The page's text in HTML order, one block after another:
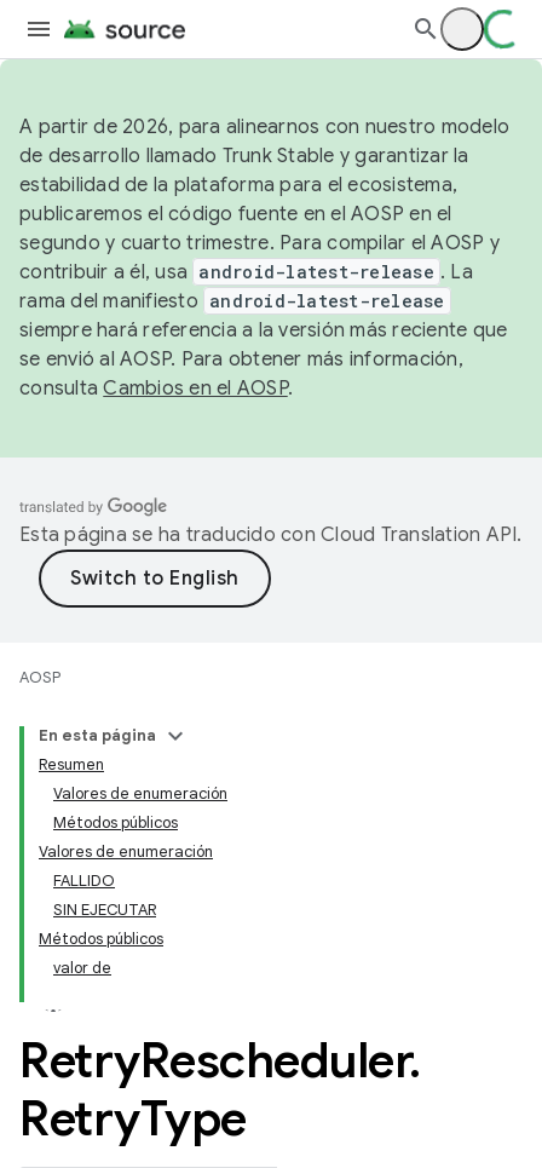
A partir de 2026, para alinearnos con nuestro modelo
de desarrollo llamado Trunk Stable y garantizar la
estabilidad de la plataforma para el ecosistema,
publicaremos el código fuente en el AOSP en el
segundo y cuarto trimestre. Para compilar el AOSP y
contribuir a él, usa android-latest-release . La
rama del manifiesto android-latest-release
siempre hará referencia a la versión más reciente que
se envió al AOSP. Para obtener más información,
consultaCambios en el AOSP.
Esta página se ha traducido con Cloud Translation API.
AOSP
En esta página
Resumen
Valores de enumeración
Métodos públicos
Valores de enumeración
FALLIDO
SIN EJECUTAR
Métodos públicos
valor de
RetryRescheduler.
RetryType